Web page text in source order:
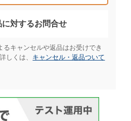
に対するお問合せ​
るキャンセルや返品はお受けでき
しくは、 キャンセル・返品ついて